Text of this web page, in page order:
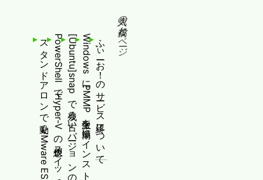
人気の投稿とページ
ふぃーお！のサービス終了について
WindowsにPMMP派生を簡単にインストールする
[Ubuntu]snapで残る古いバージョンのファイルを消す